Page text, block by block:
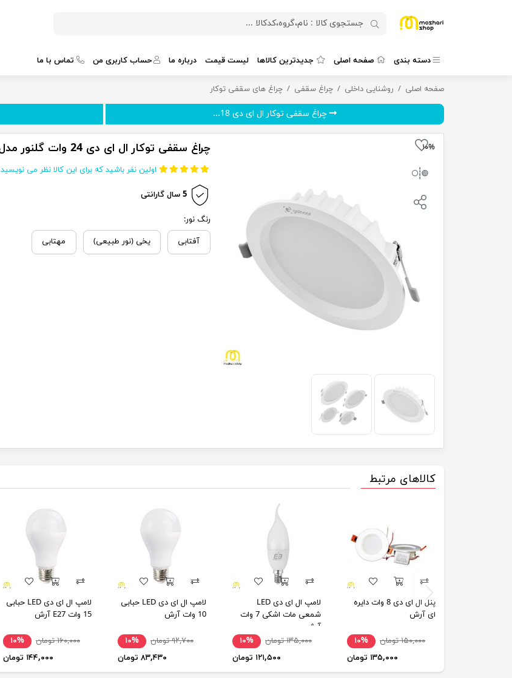
دسته بندی صفحه اصلی جدیدترین کالاها لیست قیمت درباره ما حساب کاربری من تماس با ما
صفحه اصلی روشنایی داخلی چراغ سقفی چراغ های سقفی توکار چراغ سقفی توکار ال ای دی 24 وات گلنور مدل مارال
چراغ سقفی توکار ال ای دی 18...
۱۰% چراغ سقفی توکار ال ای دی 24 وات گلنور مدل مارال
اولین نفر باشید که برای این کالا نظر می نویسید
5 سال گارانتی
رنگ نور:
آفتابی یخی (نور طبیعی) مهتابی
کالاهای مرتبط
پنل ال ای دی 8 وات دایره
ای آرش
۱۵۰,۰۰۰ تومان
۱۰%
۱۳۵,۰۰۰ تومان
لامپ ال ای دی LED
شمعی مات اشکی 7 وات
آرش
۱۳۵,۰۰۰ تومان
۱۰%
۱۲۱,۵۰۰ تومان
لامپ ال ای دی LED حبابی
10 وات آرش
۹۲,۷۰۰ تومان
۱۰%
۸۳,۴۳۰ تومان
لامپ ال ای دی LED حبابی
15 وات E27 آرش
۱۶۰,۰۰۰ تومان
۱۰%
۱۴۴,۰۰۰ تومان